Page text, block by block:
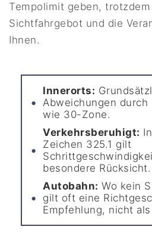
Tempolimit geben,
Sichtfahrgebot und die
Ihnen.
Innerorts:
Abweichungen durch
wie 30-Zone.
Verkehrsberuhigt:
Zeichen 325.1 gilt
besondere Rücksicht.
Autobahn: Wo kein
gilt oft eine
Empfehlung, nicht